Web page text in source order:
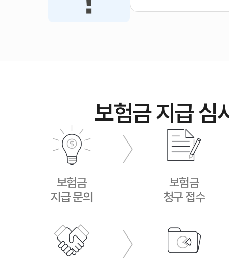
보험금 지급 심
보험금
지급 문의
보험금
청구 접수